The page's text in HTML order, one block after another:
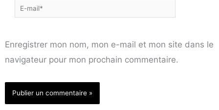
E-
mail*
Enregistrer mon nom, mon e-mail et mon site dans le
navigateur pour mon prochain commentaire.